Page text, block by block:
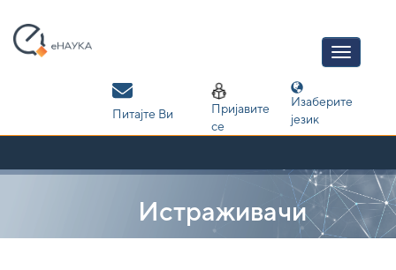
navigation
Питајте Ви
Пријавите
се
Изаберите
језик
Истраживачи